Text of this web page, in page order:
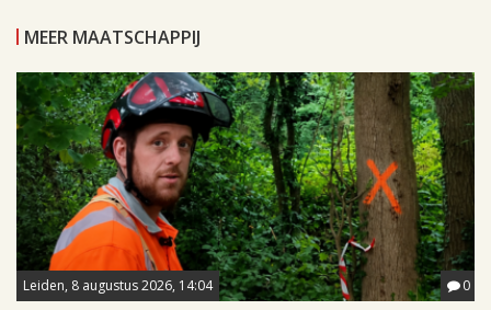
MEER MAATSCHAPPIJ
Leiden, 8 augustus 2026, 14:04 0